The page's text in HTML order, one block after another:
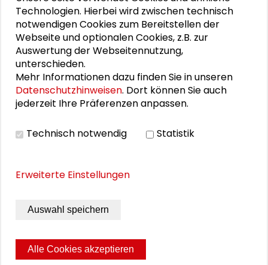
DOWNLOADS
Einladung Tagung Transformation fair gestalten
Wirtschaftsdemokratie und Strukturpolitik –
Folien zum Vortrag von Dr. Rudolf Luz (PDF)
Folien zum Vortrag von Ulrike Obermayr (PDF)
Impressionen von der Tagung
Technologien. Hierbei wird zwischen technisch
notwendigen Cookies zum Bereitstellen der
Webseite und optionalen Cookies, z.B. zur
Auswertung der Webseitennutzung,
unterschieden.
Mehr Informationen dazu finden Sie in unseren
Datenschutzhinweisen. Dort können Sie auch
jederzeit Ihre Präferenzen anpassen.
Technisch notwendig Statistik
Erweiterte Einstellungen
Auswahl speichern
Alle Cookies akzeptieren